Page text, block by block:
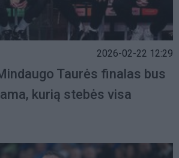
2026-02-22 12:29
Taurės finalas bus
kurią stebės visa